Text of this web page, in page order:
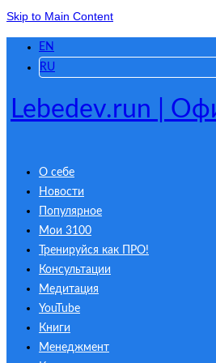
Skip to Main Content
EN
RU
Lebedev.run |
О себе
Новости
Популярное
Мои 3100
Тренируйся как ПРО!
Консультации
Медитация
YouTube
Книги
Менеджмент